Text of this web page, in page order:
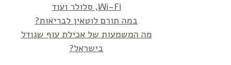
Wi-Fi, סלולר ועוד
במה תורם לוטאין לבריאות?
מה המשמעות של אכילת עוף שגודל
בישראל?